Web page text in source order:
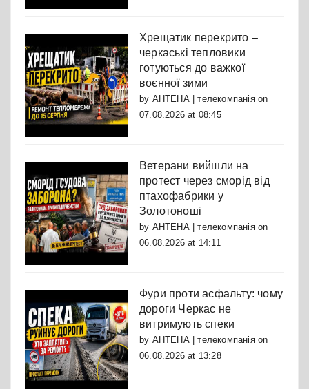
Хрещатик перекрито –
черкаські тепловики
готуються до важкої
воєнної зими
by АНТЕНА | телекомпаніяon
07.08.2026 at 08:45
Ветерани вийшли на
протест через сморід від
птахофабрики у
Золотоноші
by АНТЕНА | телекомпаніяon
06.08.2026 at 14:11
Фури проти асфальту: чому
дороги Черкас не
витримують спеки
by АНТЕНА | телекомпаніяon
06.08.2026 at 13:28